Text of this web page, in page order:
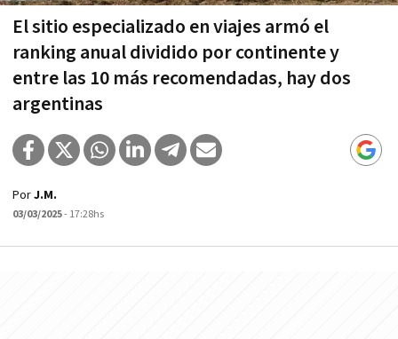
El sitio especializado en viajes armó el
ranking anual dividido por continente y
entre las 10 más recomendadas, hay dos
argentinas
PorJ.M.
03/03/2025- 17:28hs